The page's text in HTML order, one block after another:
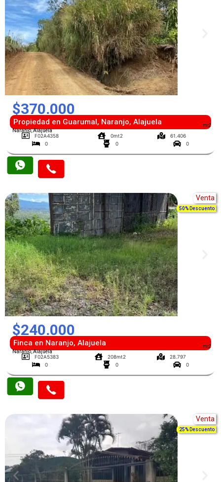
mt2
$370.000
Propiedad en Guarumal, Naranjo, Alajuela
Naranjo, Alajuela
F02A4358 0mt2
61.406
0
0 0
mt2
Venta
50% Descuento
$240.000
Finca en Naranjo, Alajuela
Naranjo, Alajuela
F02A5383 208mt2
28.797
0
0 0
Venta
25% Descuento